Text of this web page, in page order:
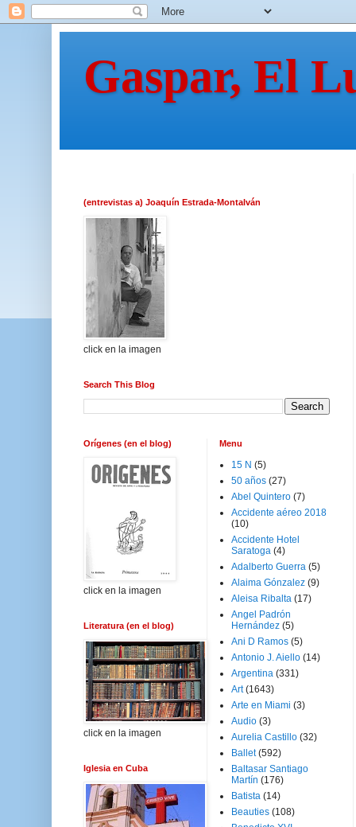
Gaspar, El
(entrevistas a) Joaquín Estrada-Montalván
click en la imagen
Search This Blog
Orígenes (en el blog)
click en la imagen
Literatura (en el blog)
click en la imagen
Iglesia en Cuba
Menu
15 N (5)
50 años (27)
Abel Quintero (7)
Accidente aéreo 2018
(10)
Accidente Hotel
Saratoga (4)
Adalberto Guerra (5)
Alaima Gónzalez (9)
Aleisa Ribalta (17)
Angel Padrón
Hernández (5)
Ani D Ramos (5)
Antonio J. Aiello (14)
Argentina (331)
Art (1643)
Arte en Miami (3)
Audio (3)
Aurelia Castillo (32)
Ballet (592)
Baltasar Santiago
Martín (176)
Batista (14)
Beauties (108)